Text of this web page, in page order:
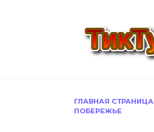
ГЛАВНАЯ СТРАНИЦА
ПОБЕРЕЖЬЕ